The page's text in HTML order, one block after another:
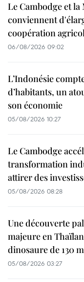
Le Cambodge et la
conviennent
coopération
06/08/2026 09:02
L’Indonésie
d’habitants, un
son économie
05/08/2026 10:27
Le Cambodge
transformation
attirer des
05/08/2026 08:28
Une découverte
majeure en
dinosaure de 130
05/08/2026 03:27